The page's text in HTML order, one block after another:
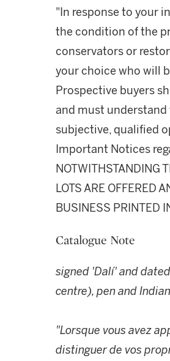
"In response to your
the condition of the
conservators or
your choice who will
Prospective buyers
and must
subjective, qualified
Important Notices
NOTWITHSTANDING
LOTS ARE OFFERED
BUSINESS PRINTED
Catalogue Note
signed 'Dalí' and
centre), pen and
"Lorsque vous avez
distinguer de vos